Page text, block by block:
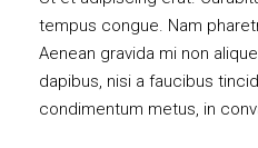
tempus congue. Nam
Aenean gravida mi non
dapibus, nisi a faucibus
condimentum metus, in